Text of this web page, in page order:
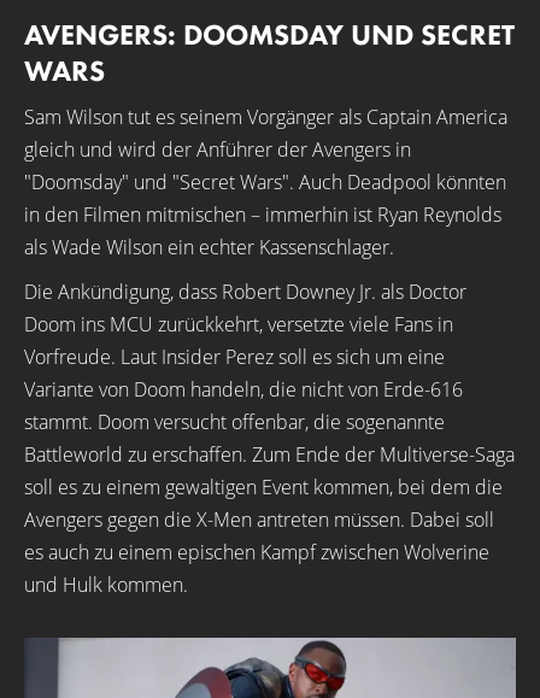
AVENGERS: DOOMSDAY UND SECRET
WARS
Sam Wilson tut es seinem Vorgänger als Captain America
gleich und wird der Anführer der Avengers in
"Doomsday" und "Secret Wars". Auch Deadpool könnten
in den Filmen mitmischen – immerhin ist Ryan Reynolds
als Wade Wilson ein echter Kassenschlager.
Die Ankündigung, dass Robert Downey Jr. als Doctor
Doom ins MCU zurückkehrt, versetzte viele Fans in
Vorfreude. Laut Insider Perez soll es sich um eine
Variante von Doom handeln, die nicht von Erde-616
stammt. Doom versucht offenbar, die sogenannte
Battleworld zu erschaffen. Zum Ende der Multiverse-Saga
soll es zu einem gewaltigen Event kommen, bei dem die
Avengers gegen die X-Men antreten müssen. Dabei soll
es auch zu einem epischen Kampf zwischen Wolverine
und Hulk kommen.